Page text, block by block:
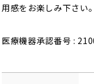
用感をお楽しみ下さい。
医療機器承認番号 :